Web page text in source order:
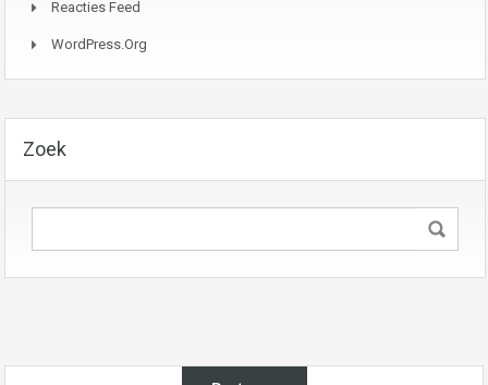
Reacties Feed
WordPress.org
Zoek